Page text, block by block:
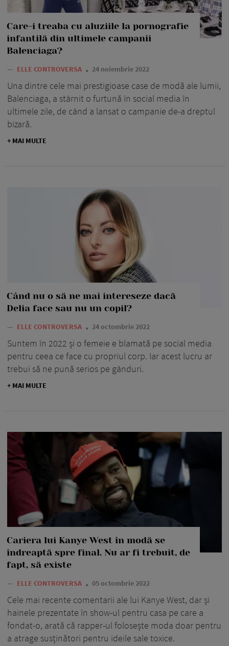
Care-i treaba cu aluziile la pornografie
infantilă din ultimele campanii
Balenciaga?
— ELLE CONTROVERSA 24 noiembrie 2022
Una dintre cele mai prestigioase case de modă ale lumii,
Balenciaga, a stârnit o furtună în social media în
ultimele zile, de când a lansat o campanie de-a dreptul
bizară.
+ MAI MULTE
Când nu o să ne mai intereseze dacă
Delia face sau nu un copil?
— ELLE CONTROVERSA 24 octombrie 2022
Suntem în 2022 și o femeie e blamată pe social media
pentru ceea ce face cu propriul corp. Iar acest lucru ar
trebui să ne pună serios pe gânduri.
+ MAI MULTE
Cariera lui Kanye West în modă se
îndreaptă spre final. Nu ar fi trebuit, de
fapt, să existe
— ELLE CONTROVERSA 05 octombrie 2022
Cele mai recente comentarii ale lui Kanye West, dar și
hainele prezentate în show-ul pentru casa pe care a
fondat-o, arată că rapper-ul folosește moda doar pentru
a atrage susținători pentru ideile sale toxice.